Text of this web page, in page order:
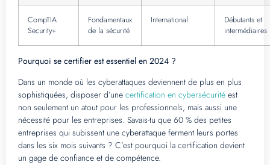
CompTIA
Security+
Fondamentaux
de la sécurité
International
Débutants et
intermédiaires
Pourquoi se certifier est essentiel en 2024 ?
Dans un monde où les cyberattaques deviennent de plus en plus
sophistiquées, disposer d’une certification en cybersécurité est
non seulement un atout pour les professionnels, mais aussi une
nécessité pour les entreprises. Savais-tu que 60 % des petites
entreprises qui subissent une cyberattaque ferment leurs portes
dans les six mois suivants ? C’est pourquoi la certification devient
un gage de confiance et de compétence.